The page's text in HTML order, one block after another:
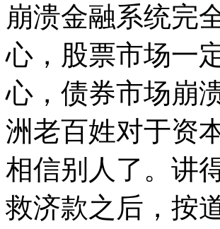
崩溃金融系统完
心，股票市场一
心，债券市场崩
洲老百姓对于资
相信别人了。讲
救济款之后，按